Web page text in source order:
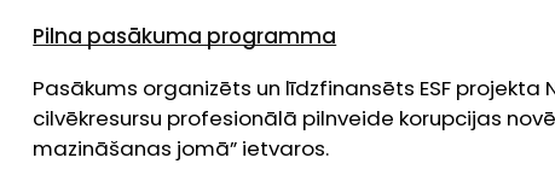
Pilna pasākuma programma
Pasākums organizēts un līdzfinansēts ESF projekta
cilvēkresursu profesionālā pilnveide korupcijas
mazināšanas jomā” ietvaros.